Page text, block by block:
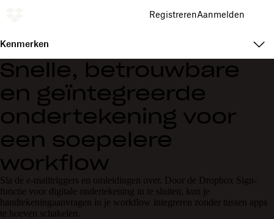
RegistrerenAanmelden
Kenmerken
Snelle, betrouwbare
en geïntegreerde
ondertekening voor
een soepelere
workflow
Sla de e-mailtriggers en omleidingen over. Door de Dropbox Sign-
functie voor digitale ondertekening in te sluiten, kun je
handtekeningaanvragen in je workflow integreren zonder tussen apps
te hoeven schakelen.